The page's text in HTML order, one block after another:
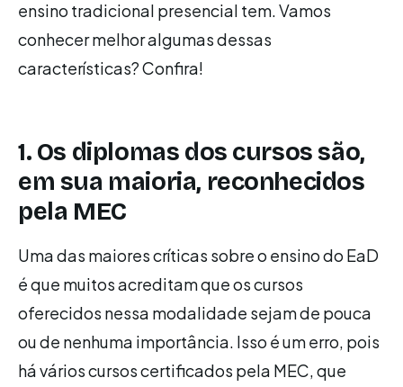
ensino tradicional presencial tem. Vamos
conhecer melhor algumas dessas
características? Confira!
1. Os diplomas dos cursos são,
em sua maioria, reconhecidos
pela MEC
Uma das maiores críticas sobre o ensino do EaD
é que muitos acreditam que os cursos
oferecidos nessa modalidade sejam de pouca
ou de nenhuma importância. Isso é um erro, pois
há vários cursos certificados pela MEC, que